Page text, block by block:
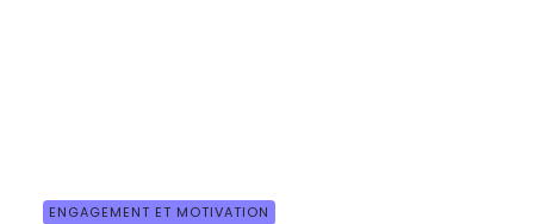
ENGAGEMENT ET MOTIVATION